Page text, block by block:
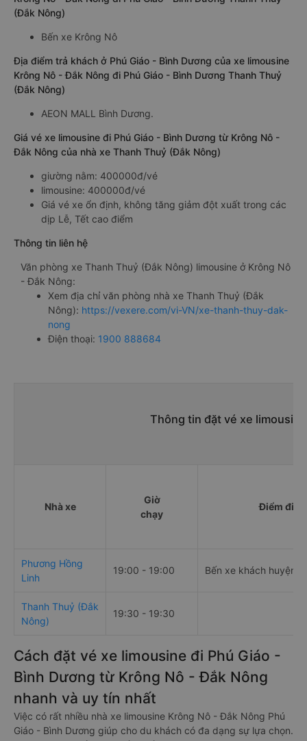
(Đắk Nông)
Bến xe Krông Nô
Địa điểm trả khách ở Phú Giáo - Bình Dương của xe limousine
Krông Nô - Đắk Nông đi Phú Giáo - Bình Dương Thanh Thuỷ
(Đắk Nông)
AEON MALL Bình Dương.
Giá vé xe limousine đi Phú Giáo - Bình Dương từ Krông Nô -
Đắk Nông của nhà xe Thanh Thuỷ (Đắk Nông)
giường nằm: 400000đ/vé
limousine: 400000đ/vé
Giá vé xe ổn định, không tăng giảm đột xuất trong các
dịp Lễ, Tết cao điểm
Thông tin liên hệ
Văn phòng xe Thanh Thuỷ (Đắk Nông) limousine ở Krông Nô
- Đắk Nông:
Xem địa chỉ văn phòng nhà xe Thanh Thuỷ (Đắk
Nông): https://vexere.com/vi-VN/xe-thanh-thuy-dak-
nong
Điện thoại: 1900 888684
Thông tin đặt vé xe
Nhà xe
Giờ
chạy
Điểm đi
Phương Hồng
Linh
19:00 - 19:00 Bến xe khách huyện
Thanh Thuỷ (Đắk
Nông)
19:30 - 19:30
Cách đặt vé xe limousine đi Phú Giáo -
Bình Dương từ Krông Nô - Đắk Nông
nhanh và uy tín nhất
Việc có rất nhiều nhà xe limousine Krông Nô - Đắk Nông Phú
Giáo - Bình Dương giúp cho du khách có đa dạng sự lựa chọn.